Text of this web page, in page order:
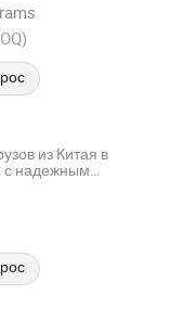
из Китая в
с надежным